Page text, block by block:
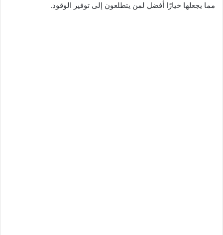
مما يجعلها خيارًا أفضل لمن يتطلعون إلى توفير الوقود.